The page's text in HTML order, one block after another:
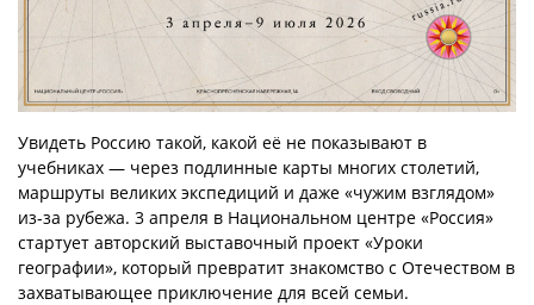
Увидеть Россию такой, какой её не показывают в
учебниках — через подлинные карты многих столетий,
маршруты великих экспедиций и даже «чужим взглядом»
из-за рубежа. 3 апреля в Национальном центре «Россия»
стартует авторский выставочный проект «Уроки
географии», который превратит знакомство с Отечеством в
захватывающее приключение для всей семьи.